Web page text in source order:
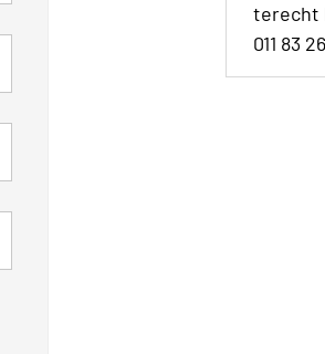
terecht
011 83